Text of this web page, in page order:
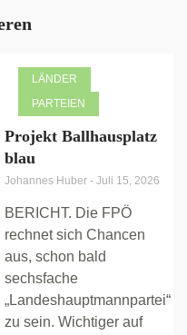
LÄNDER
PARTEIEN
Projekt Ballhausplatz
blau
Johannes Huber - Juli 15, 2026
BERICHT. Die FPÖ
rechnet sich Chancen
aus, schon bald
sechsfache
„Landeshauptmannpartei“
zu sein. Wichtiger auf